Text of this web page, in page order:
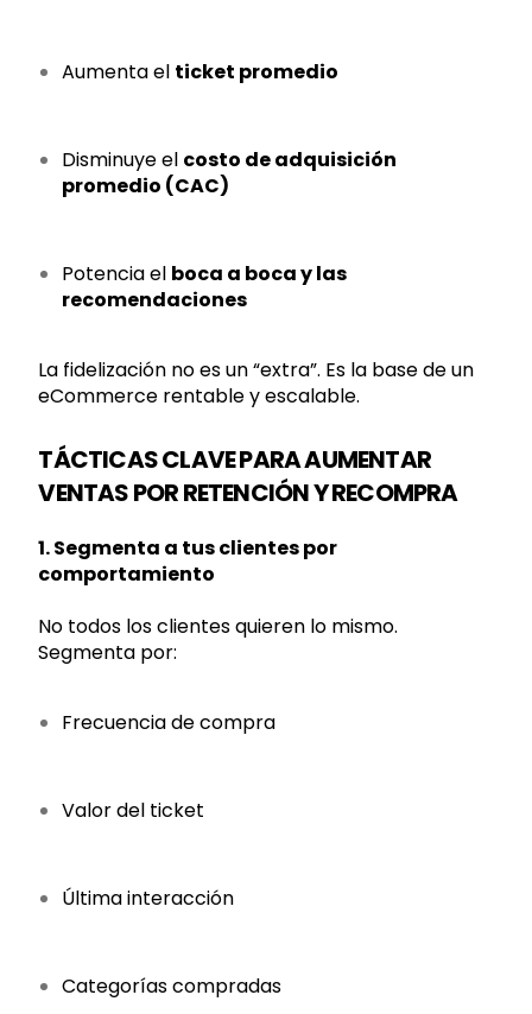
Aumenta el ticket promedio
Disminuye el costo de adquisición
promedio (CAC)
Potencia el boca a boca y las
recomendaciones
La fidelización no es un “extra”. Es la base de un
eCommerce rentable y escalable.
TÁCTICAS CLAVE PARA AUMENTAR
VENTAS POR RETENCIÓN Y RECOMPRA
1. Segmenta a tus clientes por
comportamiento
No todos los clientes quieren lo mismo.
Segmenta por:
Frecuencia de compra
Valor del ticket
Última interacción
Categorías compradas